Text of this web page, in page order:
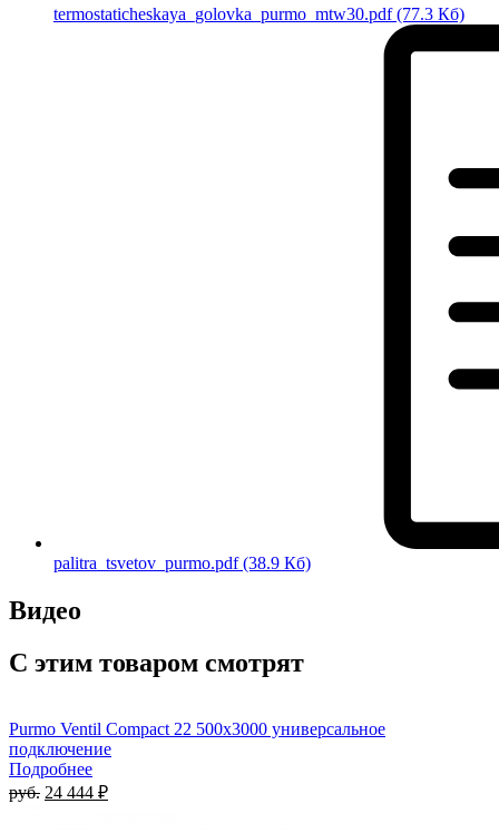
termostaticheskaya_golovka_purmo_mtw30.pdf(77.3 Кб)
palitra_tsvetov_purmo.pdf(38.9 Кб)
Видео
С этим товаром смотрят
Purmo Ventil Compact 22 500х3000 универсальное
подключение
Подробнее
руб. 24 444 ₽